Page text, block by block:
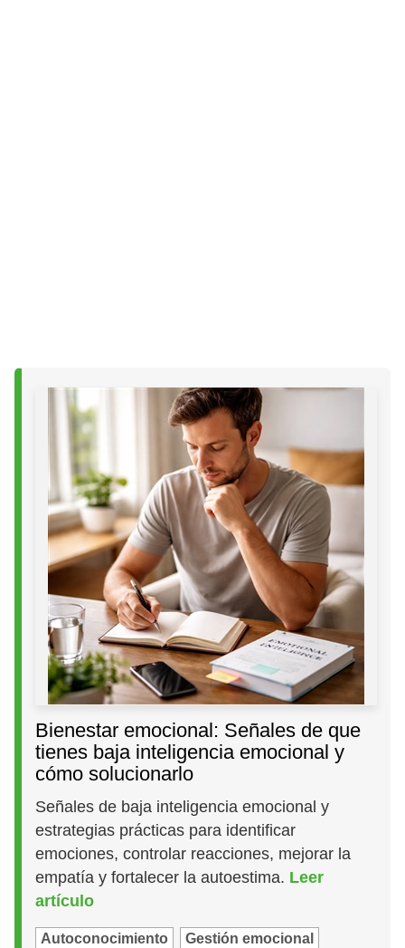
Bienestar emocional: Señales de que
tienes baja inteligencia emocional y
cómo solucionarlo
Señales de baja inteligencia emocional y
estrategias prácticas para identificar
emociones, controlar reacciones, mejorar la
empatía y fortalecer la autoestima. Leer
artículo
Autoconocimiento Gestión emocional